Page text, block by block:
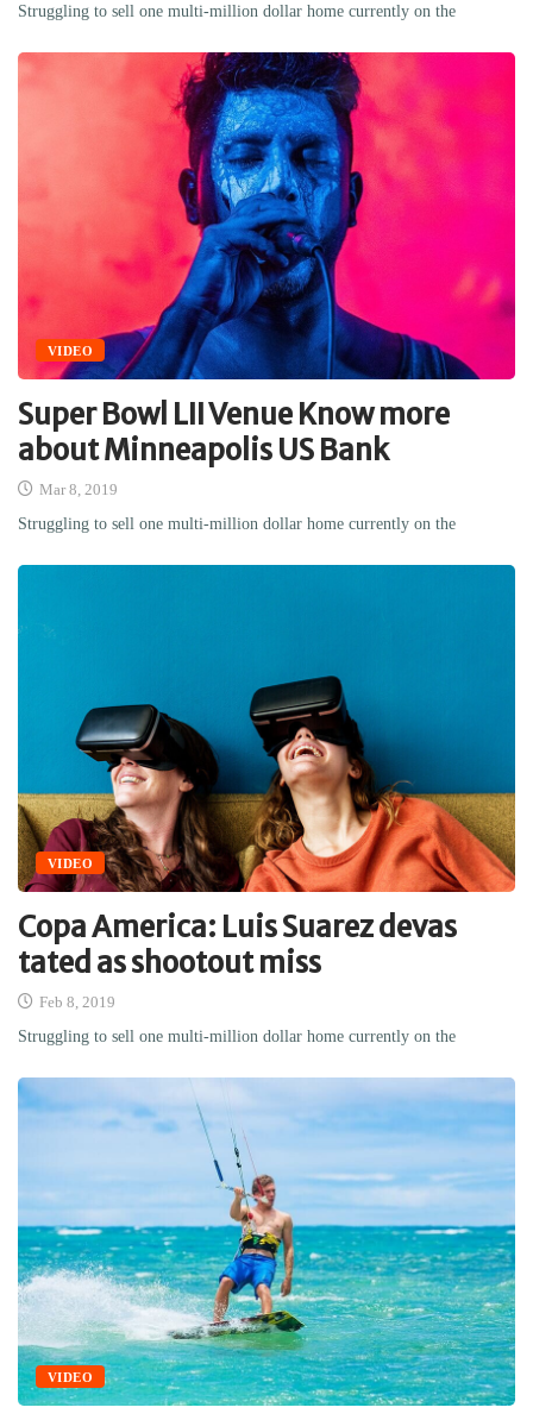
Struggling to sell one multi-million dollar home currently on the
VIDEO
Super Bowl LII Venue Know more
about Minneapolis US Bank
Mar 8, 2019
Struggling to sell one multi-million dollar home currently on the
VIDEO
Copa America: Luis Suarez devas
tated as shootout miss
Feb 8, 2019
Struggling to sell one multi-million dollar home currently on the
VIDEO